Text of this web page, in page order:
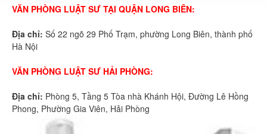
VĂN PHÒNG LUẬT SƯ TẠI QUẬN LONG BIÊN:
Địa chỉ: Số 22 ngõ 29 Phố Trạm, phường Long Biên, thành phố
Hà Nội
VĂN PHÒNG LUẬT SƯ HẢI PHÒNG:
Địa chỉ: Phòng 5, Tầng 5 Tòa nhà Khánh Hội, Đường Lê Hồng
Phong, Phường Gia Viên, Hải Phòng